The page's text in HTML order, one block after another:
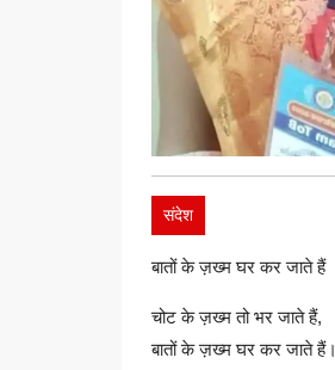
संदेश
बातों के ज़ख्म घर कर जाते हैं
चोट के ज़ख्म तो भर जाते हैं,
बातों के ज़ख्म घर कर जाते हैं।